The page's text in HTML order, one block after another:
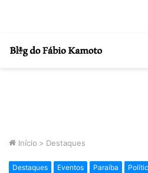
Início > Destaques
Destaques Eventos Paraíba